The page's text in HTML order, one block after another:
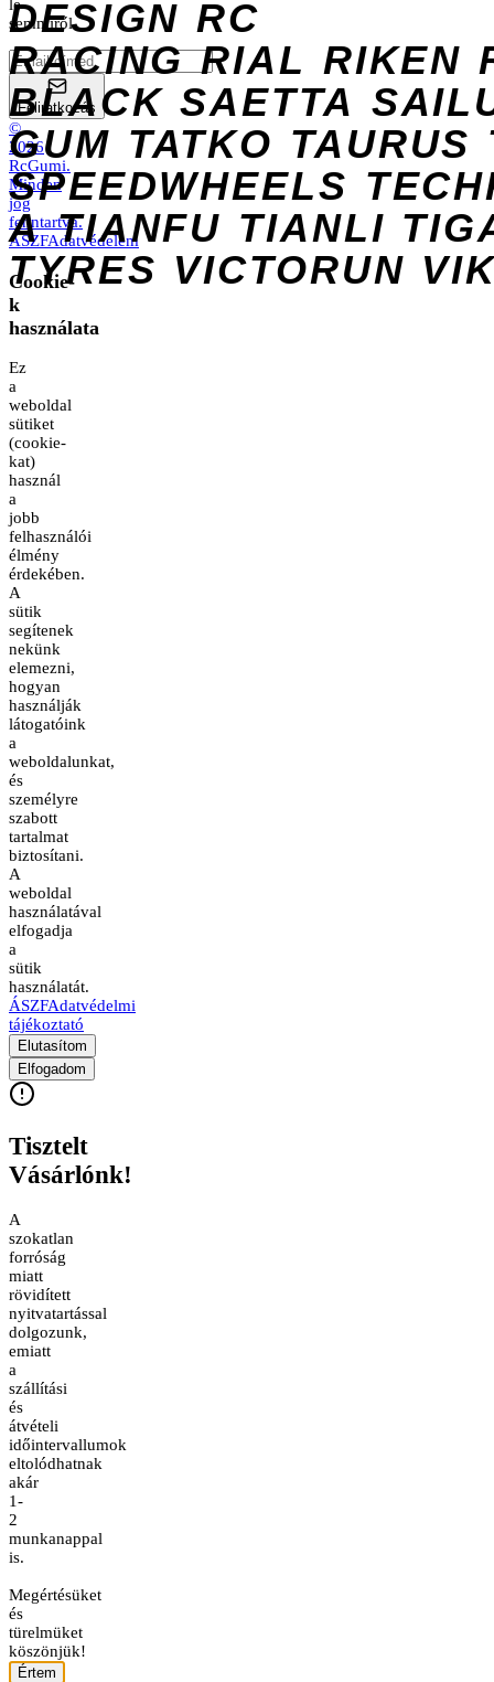
DESIGN RC
RACING RIAL RIKEN
BLACK SAETTA
GUM TATKO TAURUS
SPEEDWHEELS
A TIANFU TIANLI
TYRES VICTORUN
le
semmiről.
Feliratkozás
©
2026
RcGumi.
Minden
jog
fenntartva.
ÁSZFAdatvédelem
Cookie-
k
használata
Ez
a
weboldal
sütiket
(cookie-
kat)
használ
a
jobb
felhasználói
élmény
érdekében.
A
sütik
segítenek
nekünk
elemezni,
hogyan
használják
látogatóink
a
weboldalunkat,
és
személyre
szabott
tartalmat
biztosítani.
A
weboldal
használatával
elfogadja
a
sütik
használatát.
ÁSZFAdatvédelmi
tájékoztató
Elutasítom
Elfogadom
Tisztelt
Vásárlónk!
A
szokatlan
forróság
miatt
rövidített
nyitvatartással
dolgozunk,
emiatt
a
szállítási
és
átvételi
időintervallumok
eltolódhatnak
akár
1-
2
munkanappal
is.
Megértésüket
és
türelmüket
köszönjük!
Értem